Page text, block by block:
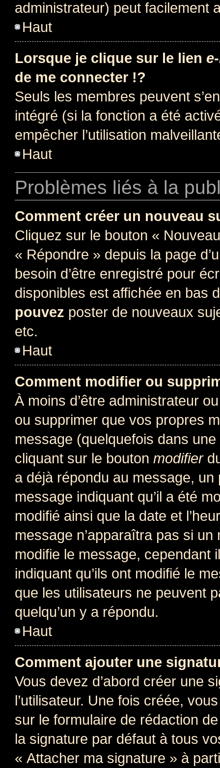
administrateur) peut facilement
Haut
Lorsque je clique sur le lien
de me connecter !?
Seuls les membres peuvent
intégré (si la fonction a été
empêcher l’utilisation
Haut
Problèmes liés à la
Comment créer un nouveau
Cliquez sur le bouton «
« Répondre » depuis la page
besoin d’être enregistré pour
disponibles est affichée en bas
pouvez poster de nouveaux
etc.
Haut
Comment modifier ou
À moins d’être administrateur
ou supprimer que vos propres
message (quelquefois dans
cliquant sur le bouton modifier
a déjà répondu au message, un
message indiquant qu’il a été
modifié ainsi que la date et
message n’apparaîtra pas si
modifie le message, cependant
indiquant qu’ils ont modifié le
que les utilisateurs ne peuvent
quelqu’un y a répondu.
Haut
Comment ajouter une
Vous devez d’abord créer une
l’utilisateur. Une fois créée,
sur le formulaire de rédaction
la signature par défaut à tous
« Attacher ma signature » à